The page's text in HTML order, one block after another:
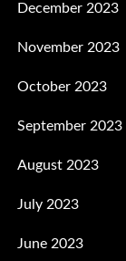
December 2023
November 2023
October 2023
September 2023
August 2023
July 2023
June 2023